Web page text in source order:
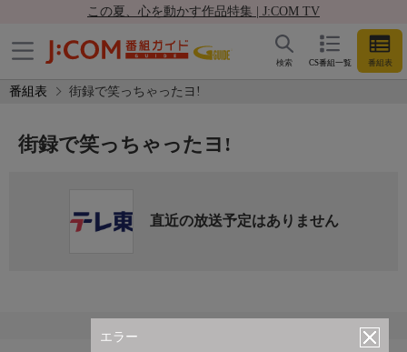
この夏、心を動かす作品特集 | J:COM TV
CS番組一覧 番組表
検索
番組表 街録で笑っちゃったヨ!
エラー
街録で笑っちゃったヨ!
直近の放送予定はありません